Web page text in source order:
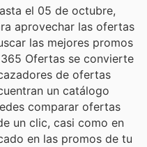
el 05 de octubre,
aprovechar las ofertas
las mejores promos
Ofertas se convierte
de ofertas
un catálogo
comparar ofertas
un clic, casi como en
en las promos de tu